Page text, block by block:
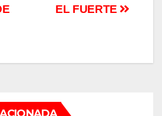
EL FUERTE